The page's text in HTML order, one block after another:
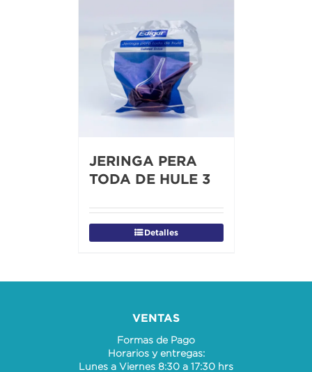
JERINGA PERA
TODA DE HULE 3
Detalles
VENTAS
Formas de Pago
Horarios y entregas:
Lunes a Viernes 8:30 a 17:30 hrs